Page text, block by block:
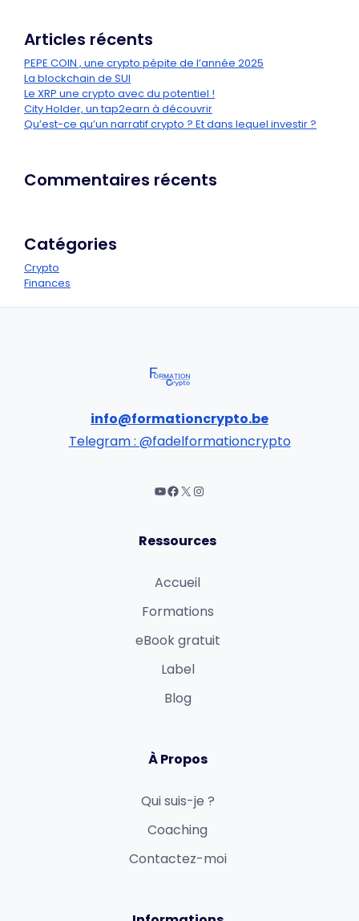
Articles récents
PEPE COIN , une crypto pépite de l’année 2025
La blockchain de SUI
Le XRP une crypto avec du potentiel !
City Holder, un tap2earn à découvrir
Qu’est-ce qu’un narratif crypto ? Et dans lequel investir ?
Commentaires récents
Catégories
Crypto
Finances
info@formationcrypto.be
Telegram : @fadelformationcrypto
Ressources
Accueil
Formations
eBook gratuit
Label
Blog
À Propos
Qui suis-je ?
Coaching
Contactez-moi